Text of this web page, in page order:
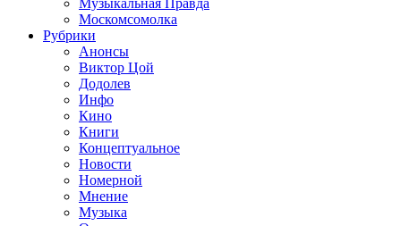
Москомсомолка
Рубрики
Анонсы
Виктор Цой
Додолев
Инфо
Кино
Книги
Концептуальное
Новости
Номерной
Мнение
Музыка